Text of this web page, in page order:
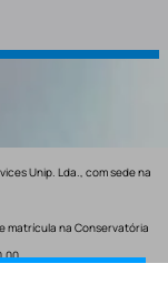
Unip. Lda., com sede na
matrícula na Conservatória